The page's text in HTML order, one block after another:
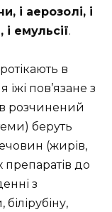
і аерозолі, і
і емульсії.
в
пов’язане з
розчинений
беруть
(жирів,
препаратів до
з